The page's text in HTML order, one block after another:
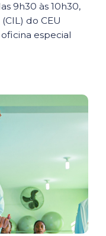
9h30 às 10h30,
do CEU
especial